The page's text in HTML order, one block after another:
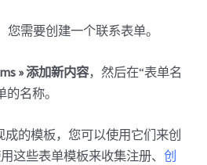
您需要创建一个联系表单。
» 添加新内容，然后在“表单名
名称。
成的模板，您可以使用它们来创
这些表单模板来收集注册、创